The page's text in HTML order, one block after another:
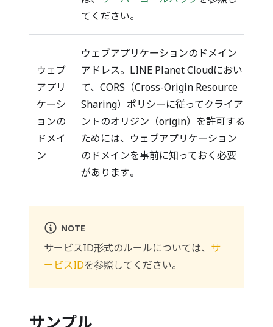
てください。
ウェブ
アプリ
ケーシ
ョンの
ドメイ
ン
ウェブアプリケーションのドメイン
アドレス。LINE Planet Cloudにおい
て、CORS（Cross-Origin Resource
Sharing）ポリシーに従ってクライア
ントのオリジン（origin）を許可する
ためには、ウェブアプリケーション
のドメインを事前に知っておく必要
があります。
NOTE
サービスID形式のルールについては、 サ
ービスIDを参照してください。
サンプル